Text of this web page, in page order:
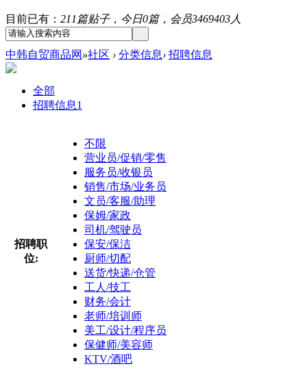
目前已有： 211篇贴子，今日0篇，会员3469403人
中韩自贸商品网 »社区 › 分类信息› 招聘信息
全部
招聘信息1
招聘职
位:
不限
营业员/促销/零售
服务员/收银员
销售/市场/业务员
文员/客服/助理
保姆/家政
司机/驾驶员
保安/保洁
厨师/切配
送货/快递/仓管
工人/技工
财务/会计
老师/培训师
美工/设计/程序员
保健师/美容师
KTV/酒吧